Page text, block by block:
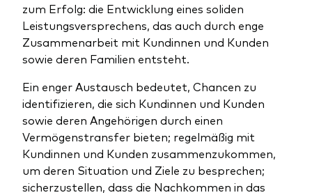
zum Erfolg: die Entwicklung eines soliden
Leistungsversprechens, das auch durch enge
Zusammenarbeit mit Kundinnen und Kunden
sowie deren Familien entsteht.
Ein enger Austausch bedeutet, Chancen zu
identifizieren, die sich Kundinnen und Kunden
sowie deren Angehörigen durch einen
Vermögenstransfer bieten; regelmäßig mit
Kundinnen und Kunden zusammenzukommen,
um deren Situation und Ziele zu besprechen;
sicherzustellen, dass die Nachkommen in das